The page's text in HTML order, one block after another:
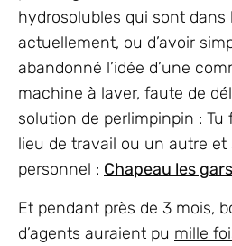
hydrosolubles qui sont dans
actuellement, ou d’avoir
abandonné l’idée d’une
machine à laver, faute de
solution de perlimpinpin :
lieu de travail ou un autre
personnel : Chapeau les
Et pendant près de 3 mois,
d’agents auraient pu mille